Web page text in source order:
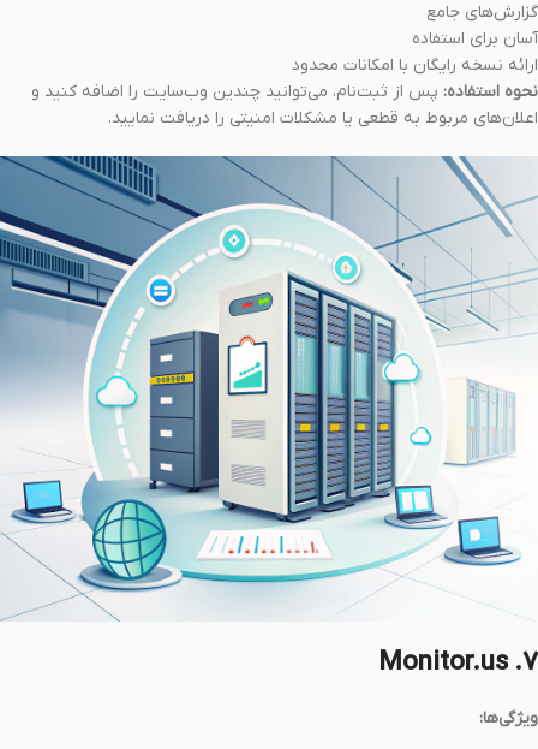
گزارش‌های جامع
آسان برای استفاده
ارائه نسخه رایگان با امکانات محدود
نحوه استفاده: پس از ثبت‌نام، می‌توانید چندین وب‌سایت را اضافه کنید و
اعلان‌های مربوط به قطعی یا مشکلات امنیتی را دریافت نمایید.
۷. Monitor.us
ویژگی‌ها: